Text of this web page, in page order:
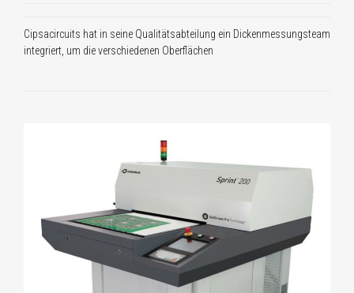
Cipsacircuits hat in seine Qualitätsabteilung ein Dickenmessungsteam
integriert, um die verschiedenen Oberflächen